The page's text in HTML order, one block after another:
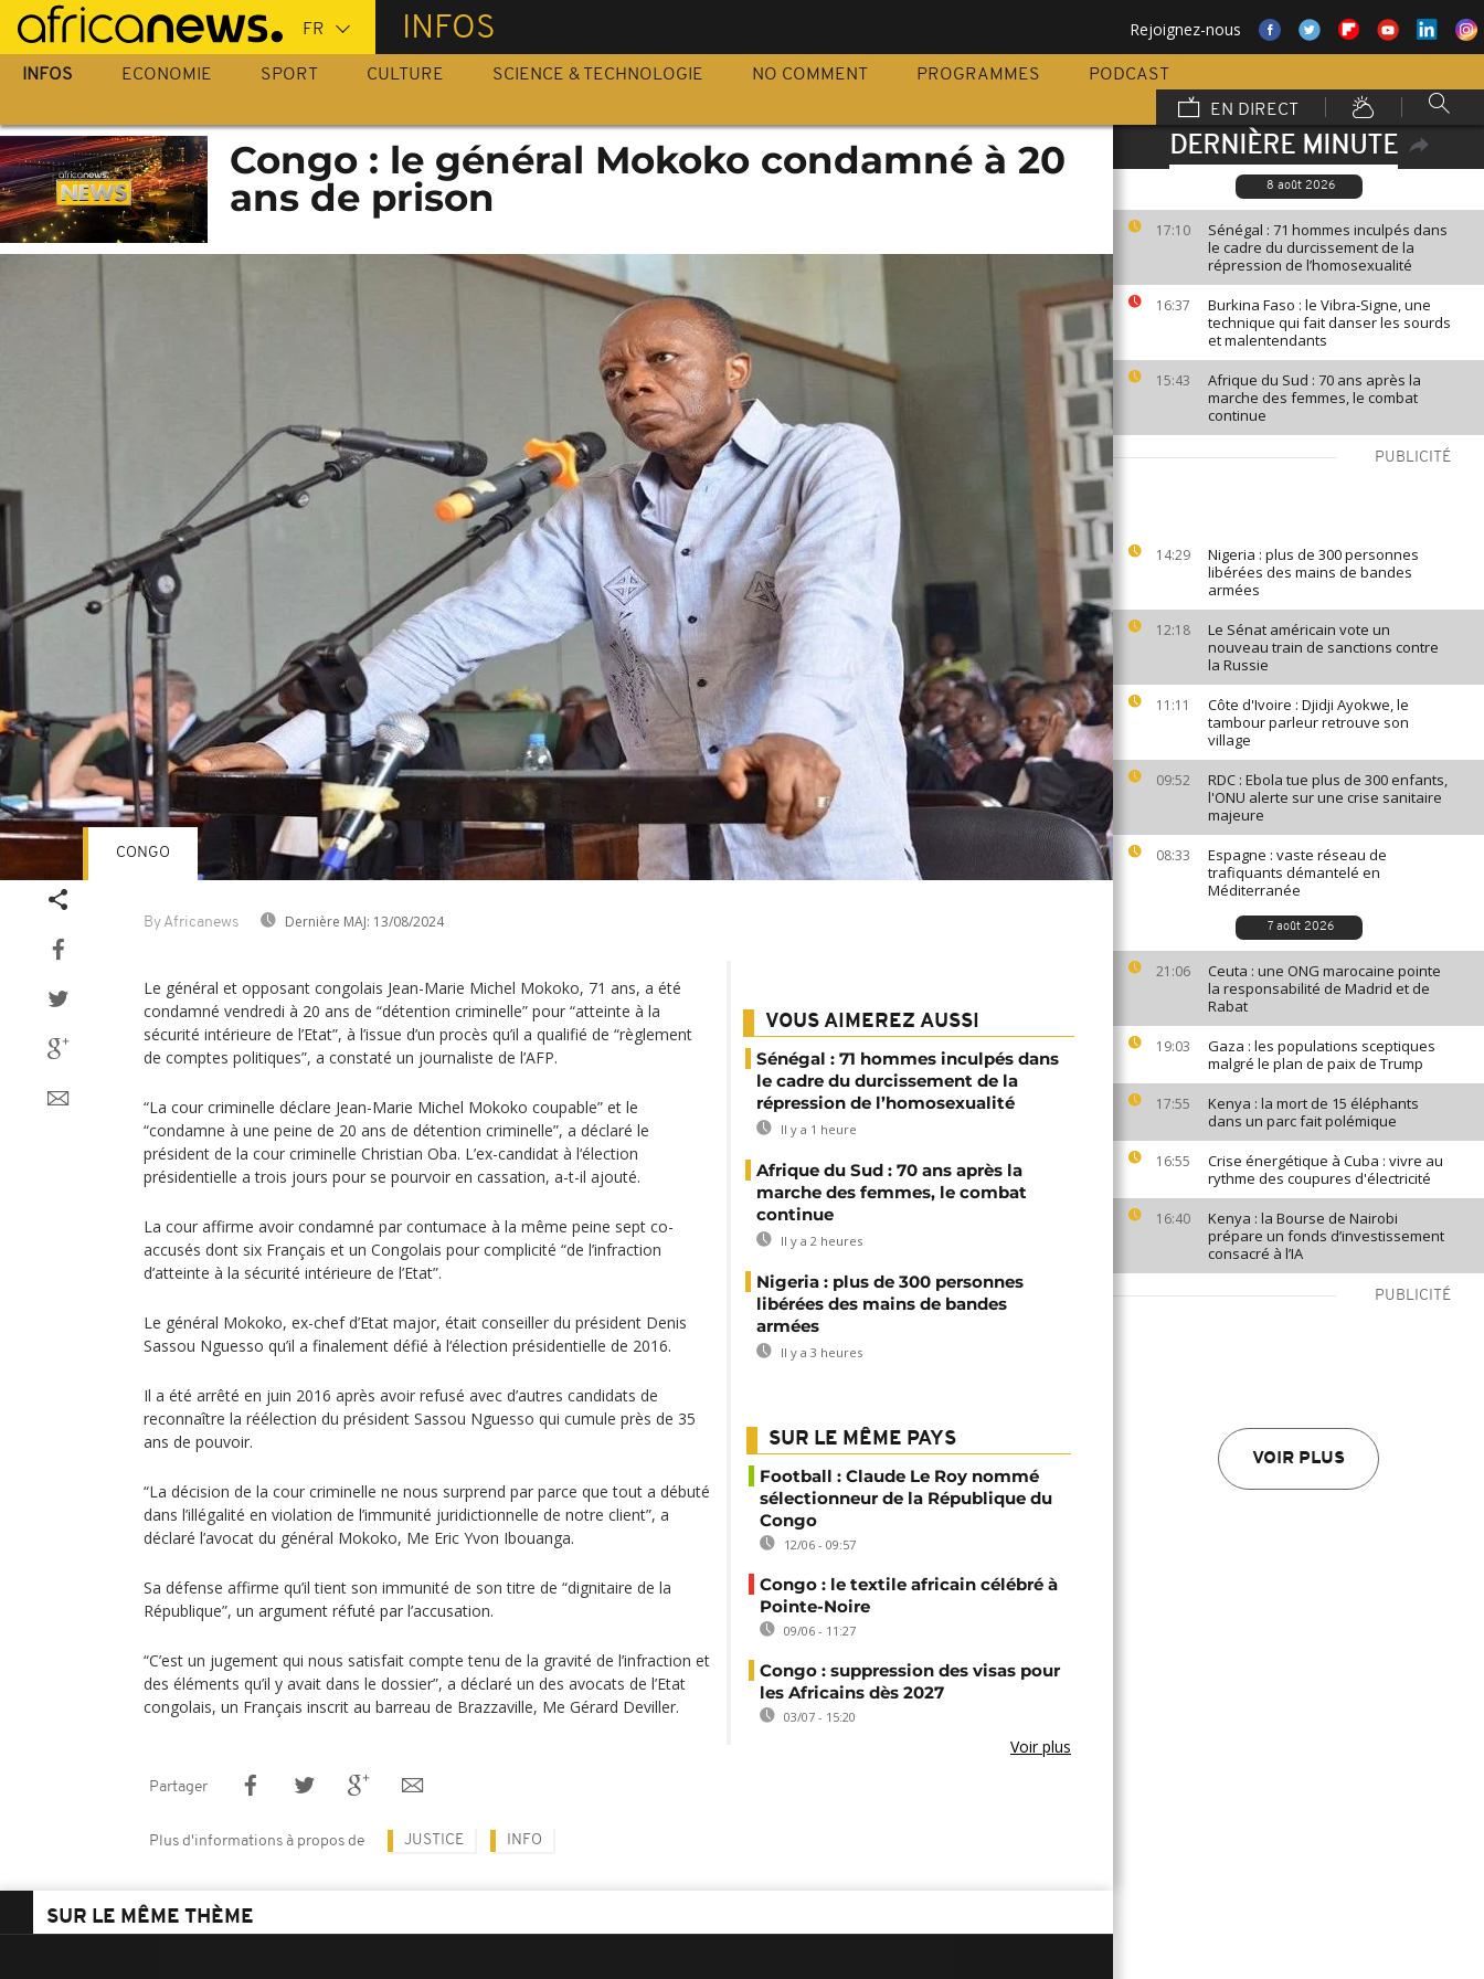
Passer
au
contenu
INFOS Rejoignez-nous
INFOS ECONOMIE SPORT CULTURE SCIENCE & TECHNOLOGIE NO COMMENT PROGRAMMES
PODCAST
EN DIRECT
DERNIÈRE MINUTE
8 août 2026
17:10
Sénégal : 71 hommes inculpés dans
le cadre du durcissement de la
répression de l’homosexualité
16:37
Burkina Faso : le Vibra-Signe, une
technique qui fait danser les sourds
et malentendants
15:43
Afrique du Sud : 70 ans après la
marche des femmes, le combat
continue
PUBLICITÉ
14:29
Nigeria : plus de 300 personnes
libérées des mains de bandes
armées
12:18
Le Sénat américain vote un
nouveau train de sanctions contre
la Russie
11:11
Côte d'Ivoire : Djidji Ayokwe, le
tambour parleur retrouve son
village
09:52
RDC : Ebola tue plus de 300 enfants,
l'ONU alerte sur une crise sanitaire
majeure
08:33
Espagne : vaste réseau de
trafiquants démantelé en
Méditerranée
7 août 2026
21:06
Ceuta : une ONG marocaine pointe
la responsabilité de Madrid et de
Rabat
19:03
Gaza : les populations sceptiques
malgré le plan de paix de Trump
17:55
Kenya : la mort de 15 éléphants
dans un parc fait polémique
16:55
Crise énergétique à Cuba : vivre au
rythme des coupures d'électricité
16:40
Kenya : la Bourse de Nairobi
prépare un fonds d’investissement
consacré à l’IA
PUBLICITÉ
VOIR PLUS
Congo : le général Mokoko condamné à 20
ans de prison
By Africanews Dernière MAJ: 13/08/2024
CONGO
Le général et opposant congolais Jean-Marie Michel Mokoko, 71 ans, a été
condamné vendredi à 20 ans de “détention criminelle” pour “atteinte à la
sécurité intérieure de l’Etat”, à l’issue d’un procès qu’il a qualifié de “règlement
de comptes politiques”, a constaté un journaliste de l’AFP.
“La cour criminelle déclare Jean-Marie Michel Mokoko coupable” et le
“condamne à une peine de 20 ans de détention criminelle”, a déclaré le
président de la cour criminelle Christian Oba. L’ex-candidat à l‘élection
présidentielle a trois jours pour se pourvoir en cassation, a-t-il ajouté.
La cour affirme avoir condamné par contumace à la même peine sept co-
accusés dont six Français et un Congolais pour complicité “de l’infraction
d’atteinte à la sécurité intérieure de l’Etat”.
Le général Mokoko, ex-chef d’Etat major, était conseiller du président Denis
Sassou Nguesso qu’il a finalement défié à l‘élection présidentielle de 2016.
Il a été arrêté en juin 2016 après avoir refusé avec d’autres candidats de
reconnaître la réélection du président Sassou Nguesso qui cumule près de 35
ans de pouvoir.
“La décision de la cour criminelle ne nous surprend par parce que tout a débuté
dans l’illégalité en violation de l’immunité juridictionnelle de notre client”, a
déclaré l’avocat du général Mokoko, Me Eric Yvon Ibouanga.
Sa défense affirme qu’il tient son immunité de son titre de “dignitaire de la
République”, un argument réfuté par l’accusation.
“C’est un jugement qui nous satisfait compte tenu de la gravité de l’infraction et
des éléments qu’il y avait dans le dossier”, a déclaré un des avocats de l’Etat
congolais, un Français inscrit au barreau de Brazzaville, Me Gérard Deviller.
VOUS AIMEREZ AUSSI
Sénégal : 71 hommes inculpés dans
le cadre du durcissement de la
répression de l’homosexualité
Il y a 1 heure
Afrique du Sud : 70 ans après la
marche des femmes, le combat
continue
Il y a 2 heures
Nigeria : plus de 300 personnes
libérées des mains de bandes
armées
Il y a 3 heures
SUR LE MÊME PAYS
Football : Claude Le Roy nommé
sélectionneur de la République du
Congo
12/06 - 09:57
Congo : le textile africain célébré à
Pointe-Noire
09/06 - 11:27
Congo : suppression des visas pour
les Africains dès 2027
03/07 - 15:20
Voir plus
Partager
Plus d'informations à propos de JUSTICE INFO
SUR LE MÊME THÈME